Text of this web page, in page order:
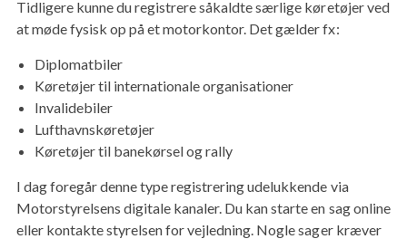
Tidligere kunne du registrere såkaldte særlige køretøjer ved
at møde fysisk op på et motorkontor. Det gælder fx:
Diplomatbiler
Køretøjer til internationale organisationer
Invalidebiler
Lufthavnskøretøjer
Køretøjer til banekørsel og rally
I dag foregår denne type registrering udelukkende via
Motorstyrelsens digitale kanaler. Du kan starte en sag online
eller kontakte styrelsen for vejledning. Nogle sager kræver